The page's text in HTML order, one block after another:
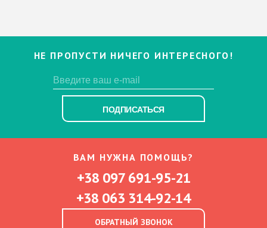
НЕ ПРОПУСТИ НИЧЕГО ИНТЕРЕСНОГО!
ПОДПИСАТЬСЯ
ВАМ НУЖНА ПОМОЩЬ?
+38 097 691-95-21
+38 063 314-92-14
ОБРАТНЫЙ ЗВОНОК